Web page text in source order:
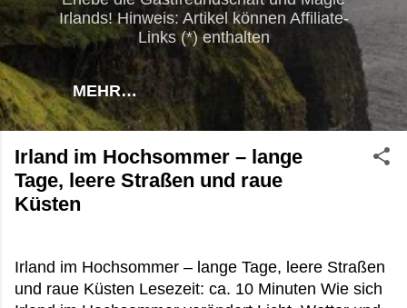
Irlands! Hinweis: Artikel können Affiliate-
Links (*) enthalten
MEHR…
Irland im Hochsommer – lange
Tage, leere Straßen und raue
Küsten
Irland im Hochsommer – lange Tage, leere Straßen
und raue Küsten Lesezeit: ca. 10 Minuten Wie sich